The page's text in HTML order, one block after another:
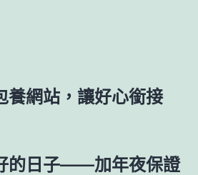
養網站，讓好心銜接
的日子——加年夜保證